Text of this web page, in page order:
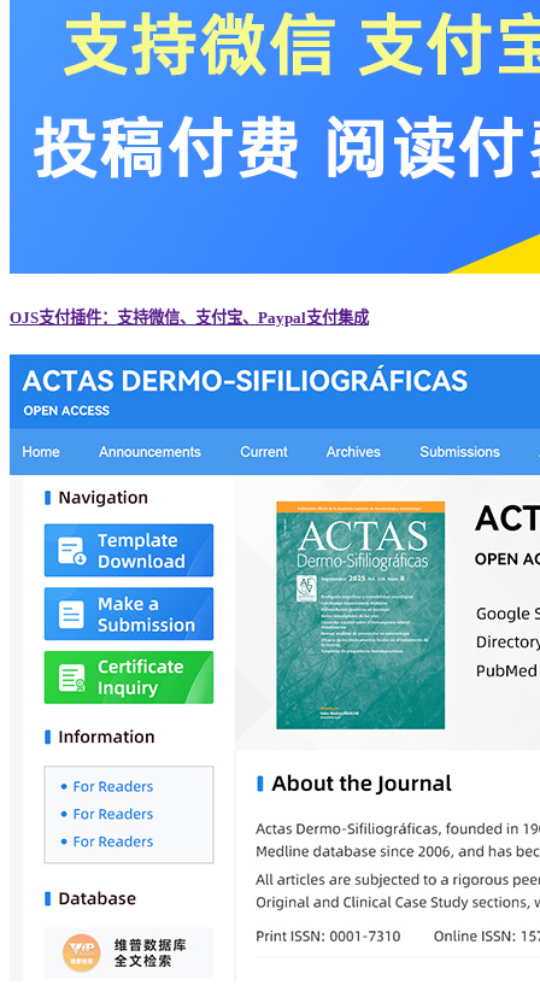
OJS支付插件：支持微信、支付宝、Paypal支付集成